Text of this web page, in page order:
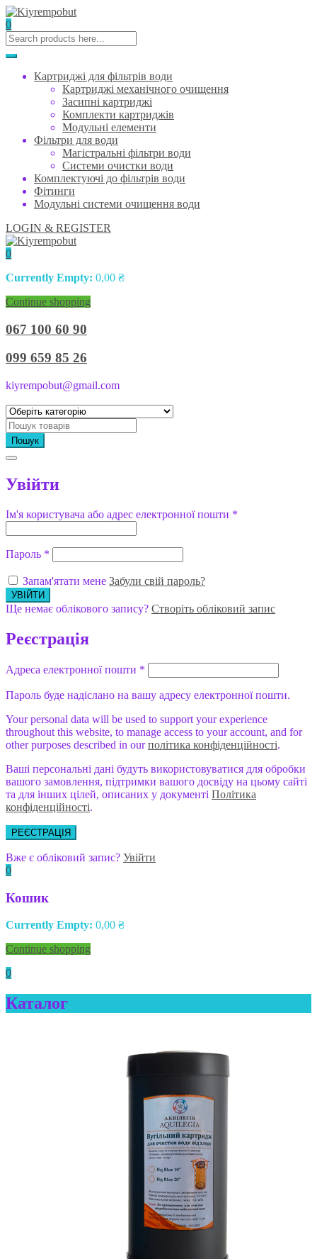
0
Картриджі для фільтрів води
Картриджі механічного очищення
Засипні картриджі
Комплекти картриджів
Модульні елементи
Фільтри для води
Магістральні фільтри води
Системи очистки води
Комплектуючі до фільтрів води
Фітинги
Модульні системи очищення води
LOGIN & REGISTER
0
Currently Empty: 0,00 ₴
Continue shopping
067 100 60 90
099 659 85 26
kiyrempobut@gmail.com
Пошук
Увійти
Ім'я користувача або адрес електронної пошти *
Пароль *
Запам'ятати мене Забули свій пароль?
Ще немає облікового запису? Створіть обліковий запис
Реєстрація
Адреса електронної пошти *
Пароль буде надіслано на вашу адресу електронної пошти.
Your personal data will be used to support your experience
throughout this website, to manage access to your account, and for
other purposes described in ourполітика конфіденційності.
Ваші персональні дані будуть використовуватися для обробки
вашого замовлення, підтримки вашого досвіду на цьому сайті
та для інших цілей, описаних у документі Політика
конфіденційності.
РЕЄСТРАЦІЯ
Вже є обліковий запис? Увійти
0
Кошик
Currently Empty: 0,00 ₴
Continue shopping
0
Каталог